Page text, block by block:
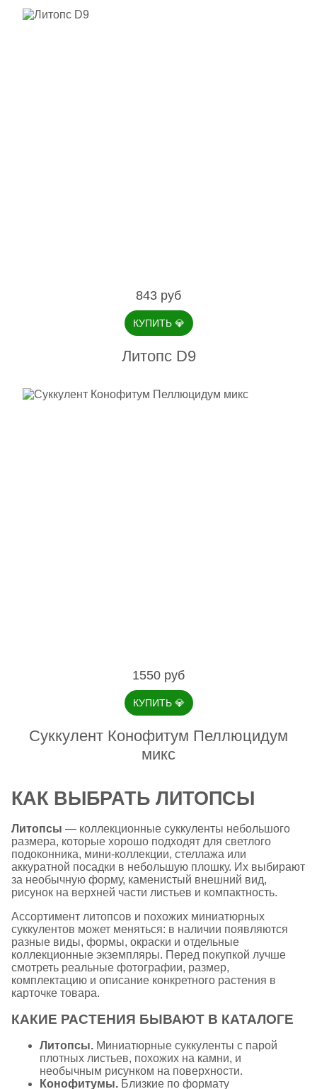
843 руб
КУПИТЬ 💎
Литопс D9
1550 руб
КУПИТЬ 💎
Суккулент Конофитум Пеллюцидум
микс
КАК ВЫБРАТЬ ЛИТОПСЫ
Литопсы — коллекционные суккуленты небольшого
размера, которые хорошо подходят для светлого
подоконника, мини-коллекции, стеллажа или
аккуратной посадки в небольшую плошку. Их выбирают
за необычную форму, каменистый внешний вид,
рисунок на верхней части листьев и компактность.
Ассортимент литопсов и похожих миниатюрных
суккулентов может меняться: в наличии появляются
разные виды, формы, окраски и отдельные
коллекционные экземпляры. Перед покупкой лучше
смотреть реальные фотографии, размер,
комплектацию и описание конкретного растения в
карточке товара.
КАКИЕ РАСТЕНИЯ БЫВАЮТ В КАТАЛОГЕ
Литопсы. Миниатюрные суккуленты с парой
плотных листьев, похожих на камни, и
необычным рисунком на поверхности.
Конофитумы. Близкие по формату